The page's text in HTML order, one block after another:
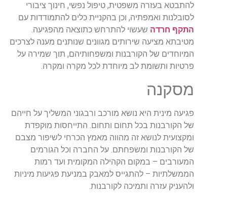
להתבטא בעזרה משפטית, טיפול נפשי, חינוך ציבורי
לסובלנות ואמפתיה, וכן בהקניית כלים להתמודדות עם
התקף חרדה שעשוי להתרחש כתוצאה מהפגיעה.
מטיבתא מציעה שירותים מגוונים שנותנים מענה לצרכים
המיוחדים של הקורבנות ומשפחותיהם, תוך שמירה על
פרטיות ותשומת לב מיוחדת לכל מקרה ומקרה.
מסקנה
פגיעה מינית היא נושא מורכב ורבגוני המשליך על חייהם
של הקורבנות בכל תחום ותחום. התייחסות מוקפדת
ומקצועית לנושא זה מהווה מאמץ הכרחי לשיפור מצבם
של הקורבנות ומשפחתם. על החברה וכל הגורמים
המעורבים – במקום הקהילה המקומית ועד רמות
הממשלתיות – להתגייס למאבק במניעת פגיעות מיניות
ולהעניק עזרה ותמיכה לקורבנות.